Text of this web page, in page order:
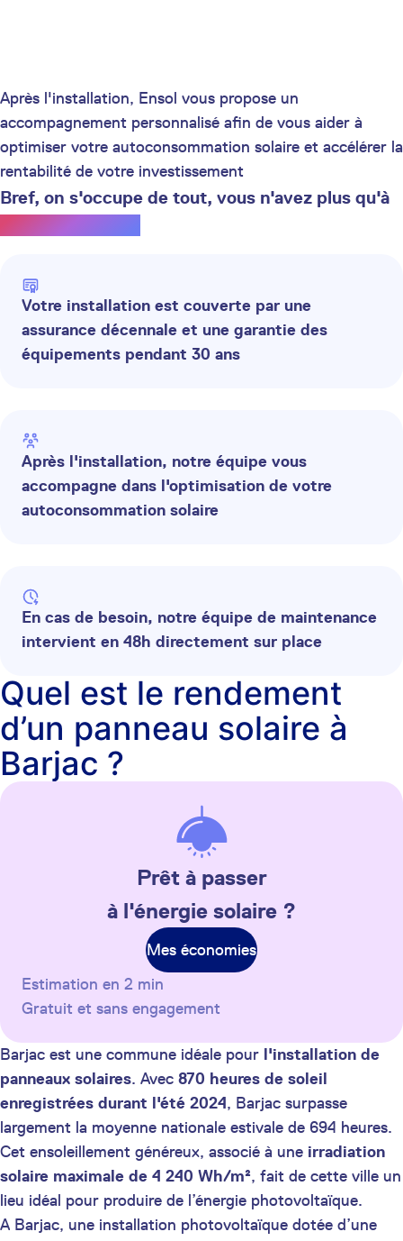
Après l'installation, Ensol vous propose un
accompagnement personnalisé afin de vous aider à
optimiser votre autoconsommation solaire et accélérer la
rentabilité de votre investissement
Bref, on s'occupe de tout, vous n'avez plus qu'à
profiter du soleil.
Votre installation est couverte par une
assurance décennale et une garantie des
équipements pendant 30 ans
Après l'installation, notre équipe vous
accompagne dans l'optimisation de votre
autoconsommation solaire
En cas de besoin, notre équipe de maintenance
intervient en 48h directement sur place
Quel est le rendement
d’un panneau solaire à
Barjac ?
Prêt à passer
à l'énergie solaire ?
Mes économies
Estimation en 2 min
Gratuit et sans engagement
Barjac est une commune idéale pour l'installation de
panneaux solaires. Avec 870 heures de soleil
enregistrées durant l'été 2024, Barjac surpasse
largement la moyenne nationale estivale de 694 heures.
Cet ensoleillement généreux, associé à une irradiation
solaire maximale de 4 240 Wh/m², fait de cette ville un
lieu idéal pour produire de l’énergie photovoltaïque.
A Barjac, une installation photovoltaïque dotée d’une